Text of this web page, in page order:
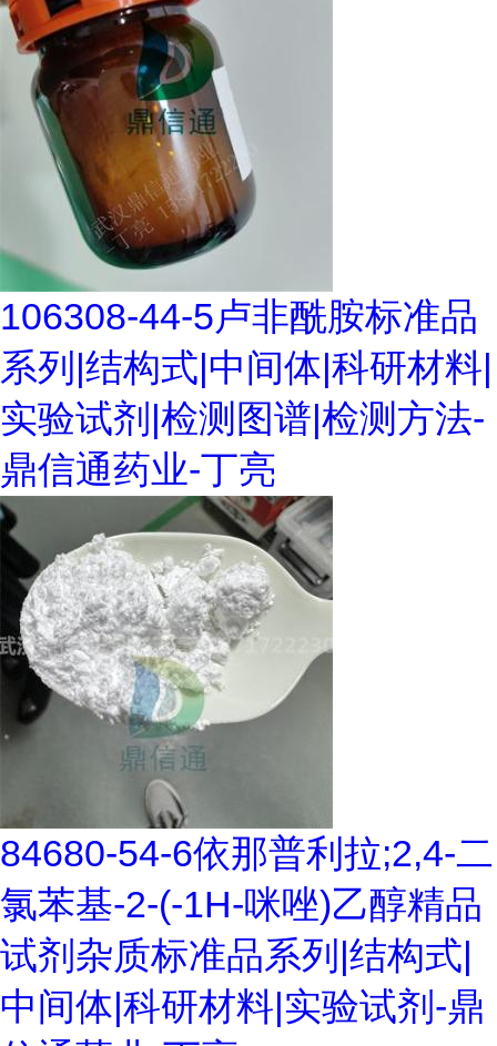
106308-44-5卢非酰胺标准品
系列|结构式|中间体|科研材料|
实验试剂|检测图谱|检测方法-
鼎信通药业-丁亮
84680-54-6依那普利拉;2,4-二
氯苯基-2-(-1H-咪唑)乙醇精品
试剂杂质标准品系列|结构式|
中间体|科研材料|实验试剂-鼎